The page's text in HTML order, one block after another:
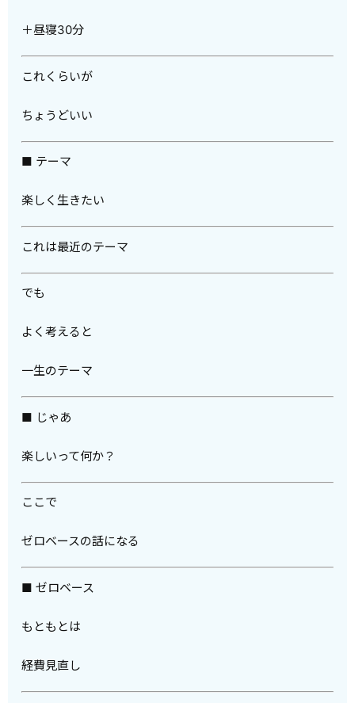
＋昼寝30分
これくらいが
ちょうどいい
■ テーマ
楽しく生きたい
これは最近のテーマ
でも
よく考えると
一生のテーマ
■ じゃあ
楽しいって何か？
ここで
ゼロベースの話になる
■ ゼロベース
もともとは
経費見直し